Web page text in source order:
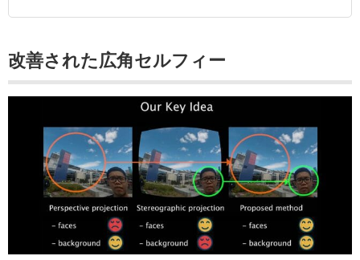
改善された広角セルフィー